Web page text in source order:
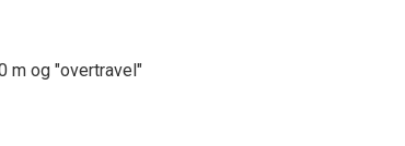
m og "overtravel"